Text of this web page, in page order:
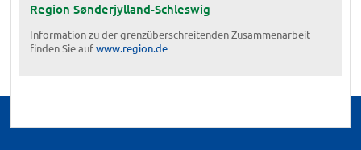
Region Sønderjylland-Schleswig
Information zu der grenzüberschreitenden Zusammenarbeit
finden Sie aufwww.region.de